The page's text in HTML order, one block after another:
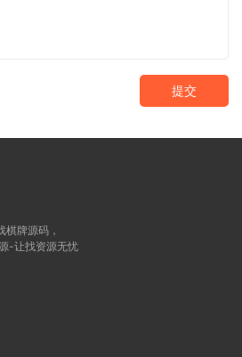
提交
牌源码，
-让找资源无忧